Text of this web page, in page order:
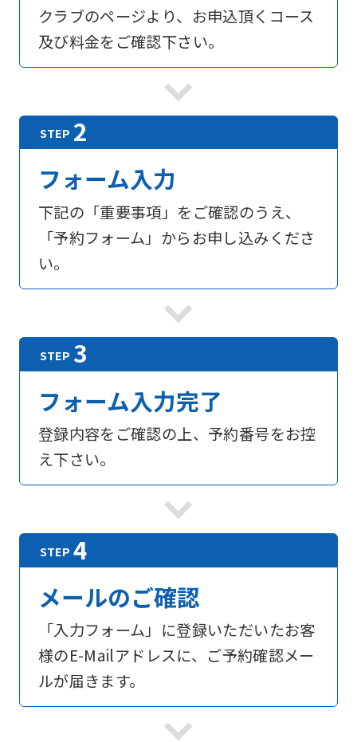
クラブのページより、お申込頂くコース
及び料金をご確認下さい。
フォーム入力
下記の「重要事項」をご確認のうえ、
「予約フォーム」からお申し込みくださ
い。
フォーム入力完了
登録内容をご確認の上、予約番号をお控
え下さい。
メールのご確認
「入力フォーム」に登録いただいたお客
様のE-Mailアドレスに、ご予約確認メー
ルが届きます。